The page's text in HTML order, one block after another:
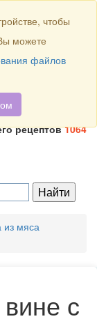
рецептов1064
мяса
с
чтобы
можете
файлов